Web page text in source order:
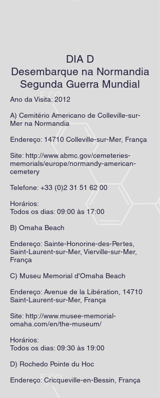
DIA D
Desembarque na Normandia
Segunda Guerra Mundial
Ano da Visita: 2012
A) Cemitério Americano de Colleville-sur-
Mer na Normandia
Endereço: 14710 Colleville-sur-Mer, França
Site: http://www.abmc.gov/cemeteries-
memorials/europe/normandy-american-
cemetery
Telefone: +33 (0)2 31 51 62 00
Horários:
Todos os dias: 09:00 às 17:00
B) Omaha Beach
Endereço: Sainte-Honorine-des-Pertes
Saint-Laurent-sur-Mer, Vierville-sur-Mer,
França
C) Museu Memorial d'Omaha Beach
Endereço: Avenue de la Libération, 14710
Saint-Laurent-sur-Mer, França
Site: http://www.musee-memorial-
omaha.com/en/the-museum/
Horários:
Todos os dias: 09:30 às 19:00
D) Rochedo Pointe du Hoc
Endereço: Cricqueville-en-Bessin, França